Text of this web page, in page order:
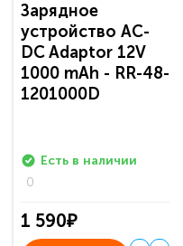
Зарядное
устройство AC-
DC Adaptor 12V
1000 mAh - RR-48-
1201000D
Есть в наличии
0
1 590₽